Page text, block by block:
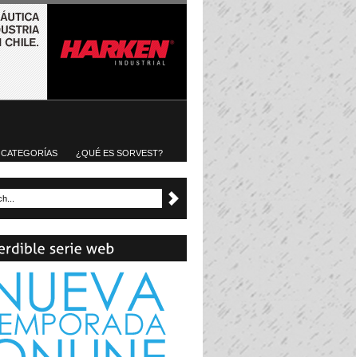
CATEGORÍAS ¿QUÉ ES SORVEST?